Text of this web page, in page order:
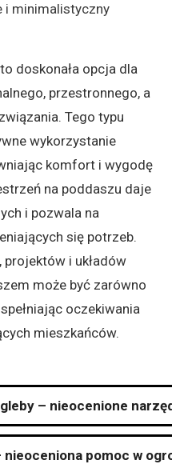
i minimalistyczny
doskonała opcja dla
przestronnego, a
Tego typu
wykorzystanie
komfort i wygodę
na poddaszu daje
i pozwala na
się potrzeb.
i układów
może być zarówno
oczekiwania
mieszkańców.
– nieocenione
nieoceniona pomoc w